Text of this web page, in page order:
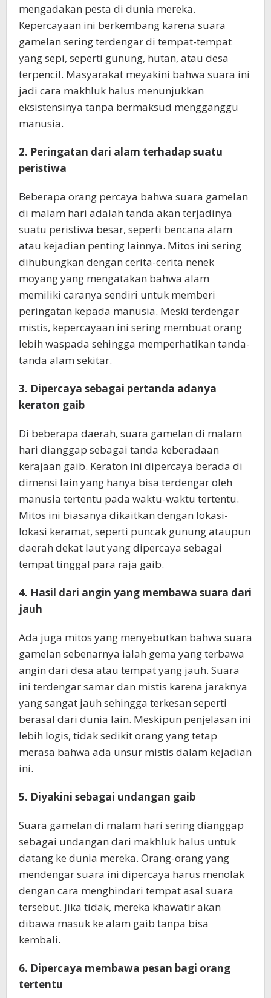
mengadakan pesta di dunia mereka.
Kepercayaan ini berkembang karena suara
gamelan sering terdengar di tempat-tempat
yang sepi, seperti gunung, hutan, atau desa
terpencil. Masyarakat meyakini bahwa suara ini
jadi cara makhluk halus menunjukkan
eksistensinya tanpa bermaksud mengganggu
manusia.
2. Peringatan dari alam terhadap suatu
peristiwa
Beberapa orang percaya bahwa suara gamelan
di malam hari adalah tanda akan terjadinya
suatu peristiwa besar, seperti bencana alam
atau kejadian penting lainnya. Mitos ini sering
dihubungkan dengan cerita-cerita nenek
moyang yang mengatakan bahwa alam
memiliki caranya sendiri untuk memberi
peringatan kepada manusia. Meski terdengar
mistis, kepercayaan ini sering membuat orang
lebih waspada sehingga memperhatikan tanda-
tanda alam sekitar.
3. Dipercaya sebagai pertanda adanya
keraton gaib
Di beberapa daerah, suara gamelan di malam
hari dianggap sebagai tanda keberadaan
kerajaan gaib. Keraton ini dipercaya berada di
dimensi lain yang hanya bisa terdengar oleh
manusia tertentu pada waktu-waktu tertentu.
Mitos ini biasanya dikaitkan dengan lokasi-
lokasi keramat, seperti puncak gunung ataupun
daerah dekat laut yang dipercaya sebagai
tempat tinggal para raja gaib.
4. Hasil dari angin yang membawa suara dari
jauh
Ada juga mitos yang menyebutkan bahwa suara
gamelan sebenarnya ialah gema yang terbawa
angin dari desa atau tempat yang jauh. Suara
ini terdengar samar dan mistis karena jaraknya
yang sangat jauh sehingga terkesan seperti
berasal dari dunia lain. Meskipun penjelasan ini
lebih logis, tidak sedikit orang yang tetap
merasa bahwa ada unsur mistis dalam kejadian
ini.
5. Diyakini sebagai undangan gaib
Suara gamelan di malam hari sering dianggap
sebagai undangan dari makhluk halus untuk
datang ke dunia mereka. Orang-orang yang
mendengar suara ini dipercaya harus menolak
dengan cara menghindari tempat asal suara
tersebut. Jika tidak, mereka khawatir akan
dibawa masuk ke alam gaib tanpa bisa
kembali.
6. Dipercaya membawa pesan bagi orang
tertentu